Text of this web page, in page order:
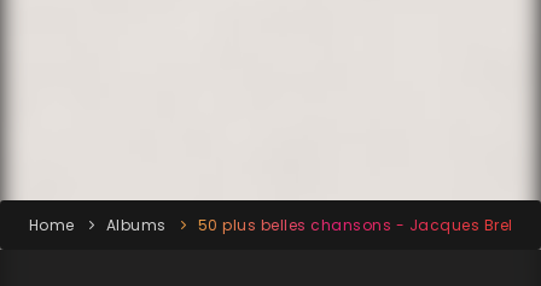
Home Albums 50 plus belles chansons - Jacques Brel